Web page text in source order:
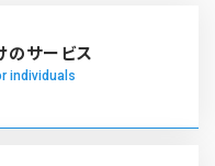
2021年4月16日
のサービス
individuals
ト
ト